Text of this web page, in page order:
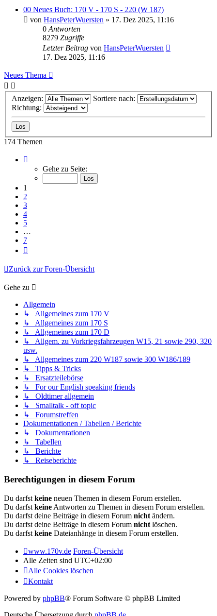
00 Neues Buch: 170 V - 170 S - 220 (W 187)
von HansPeterWuersten » 17. Dez 2025, 11:16
0 Antworten
8279 Zugriffe
Letzter Beitrag von HansPeterWuersten
17. Dez 2025, 11:16
Neues Thema
Anzeigen:
Sortiere nach:
Richtung:
174 Themen
von
Gehe zu Seite:
1
2
3
4
5
…
7
Zurück zur Foren-Übersicht
Gehe zu
Allgemein
↳ Allgemeines zum 170 V
↳ Allgemeines zum 170 S
↳ Allgemeines zum 170 D
↳ Allgem. zu Vorkriegsfahrzeugen W15, 21 sowie 290, 320
usw.
↳ Allgemeines zum 220 W187 sowie 300 W186/189
↳ Tipps & Tricks
↳ Ersatzteilebörse
↳ For our English speaking friends
↳ Oldtimer allgemein
↳ Smalltalk - off topic
↳ Forumstreffen
Dokumentationen / Tabellen / Berichte
↳ Dokumentationen
↳ Tabellen
↳ Berichte
↳ Reiseberichte
Berechtigungen in diesem Forum
Du darfst keine neuen Themen in diesem Forum erstellen.
Du darfst keine Antworten zu Themen in diesem Forum erstellen.
Du darfst deine Beiträge in diesem Forum nicht ändern.
Du darfst deine Beiträge in diesem Forum nicht löschen.
Du darfst keine Dateianhänge in diesem Forum erstellen.
www.170v.de Foren-Übersicht
Alle Zeiten sind UTC+02:00
Alle Cookies löschen
Kontakt
Powered by phpBB® Forum Software © phpBB Limited